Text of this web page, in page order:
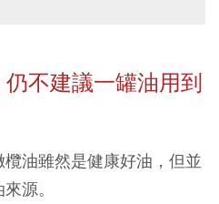
不建議一罐油用到
欖油雖然是健康好油，但並
源。